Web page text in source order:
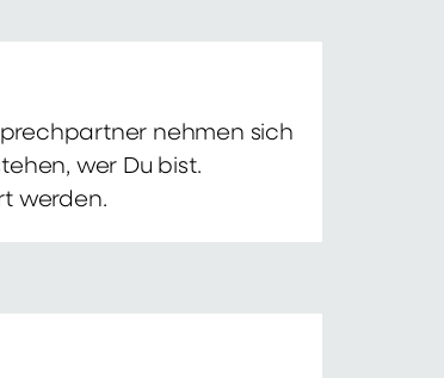
nehmen sich
wer Du bist.
werden.